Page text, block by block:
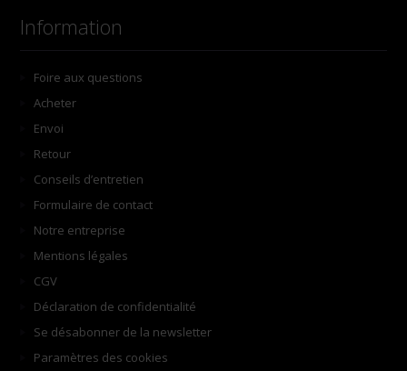
Information
Foire aux questions
Acheter
Envoi
Retour
Conseils d’entretien
Formulaire de contact
Notre entreprise
Mentions légales
CGV
Déclaration de confidentialité
Se désabonner de la newsletter
Paramètres des cookies